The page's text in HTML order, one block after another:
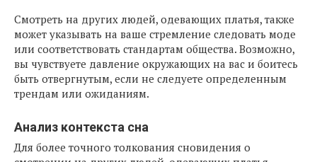
Смотреть на других людей, одевающих платья, также
может указывать на ваше стремление следовать моде
или соответствовать стандартам общества. Возможно,
вы чувствуете давление окружающих на вас и боитесь
быть отвергнутым, если не следуете определенным
трендам или ожиданиям.
Анализ контекста сна
Для более точного толкования сновидения о